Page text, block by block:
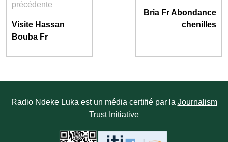
précédente
Visite Hassan
Bouba Fr
Bria Fr Abondance
chenilles
Radio Ndeke Luka est un média certifié par la Journalism
Trust Initiative